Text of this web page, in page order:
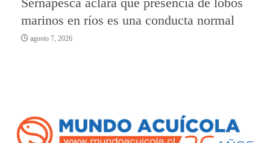
marinos en ríos es una conducta normal
agosto 7, 2026